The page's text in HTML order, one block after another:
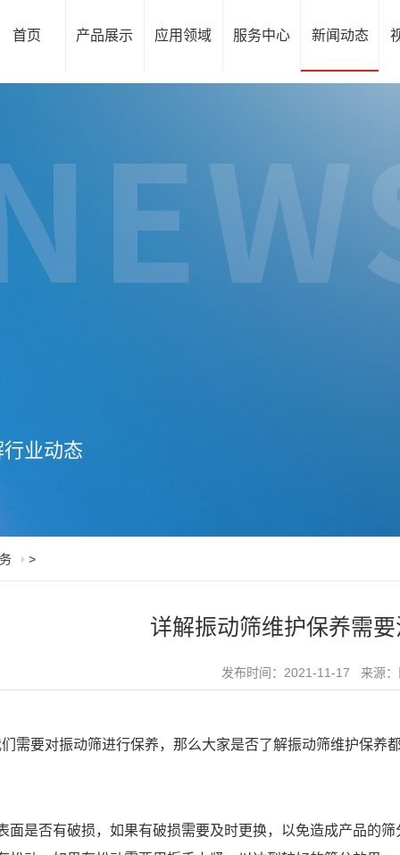
首页 产品展示 应用领域 服务中心 新闻动态
业动态
>
详解振动筛维护保养需
发布时间：2021-11-17 来源：
需要对振动筛进行保养，那么大家是否了解振动筛维护保养
面是否有破损，如果有破损需要及时更换，以免造成产品的筛